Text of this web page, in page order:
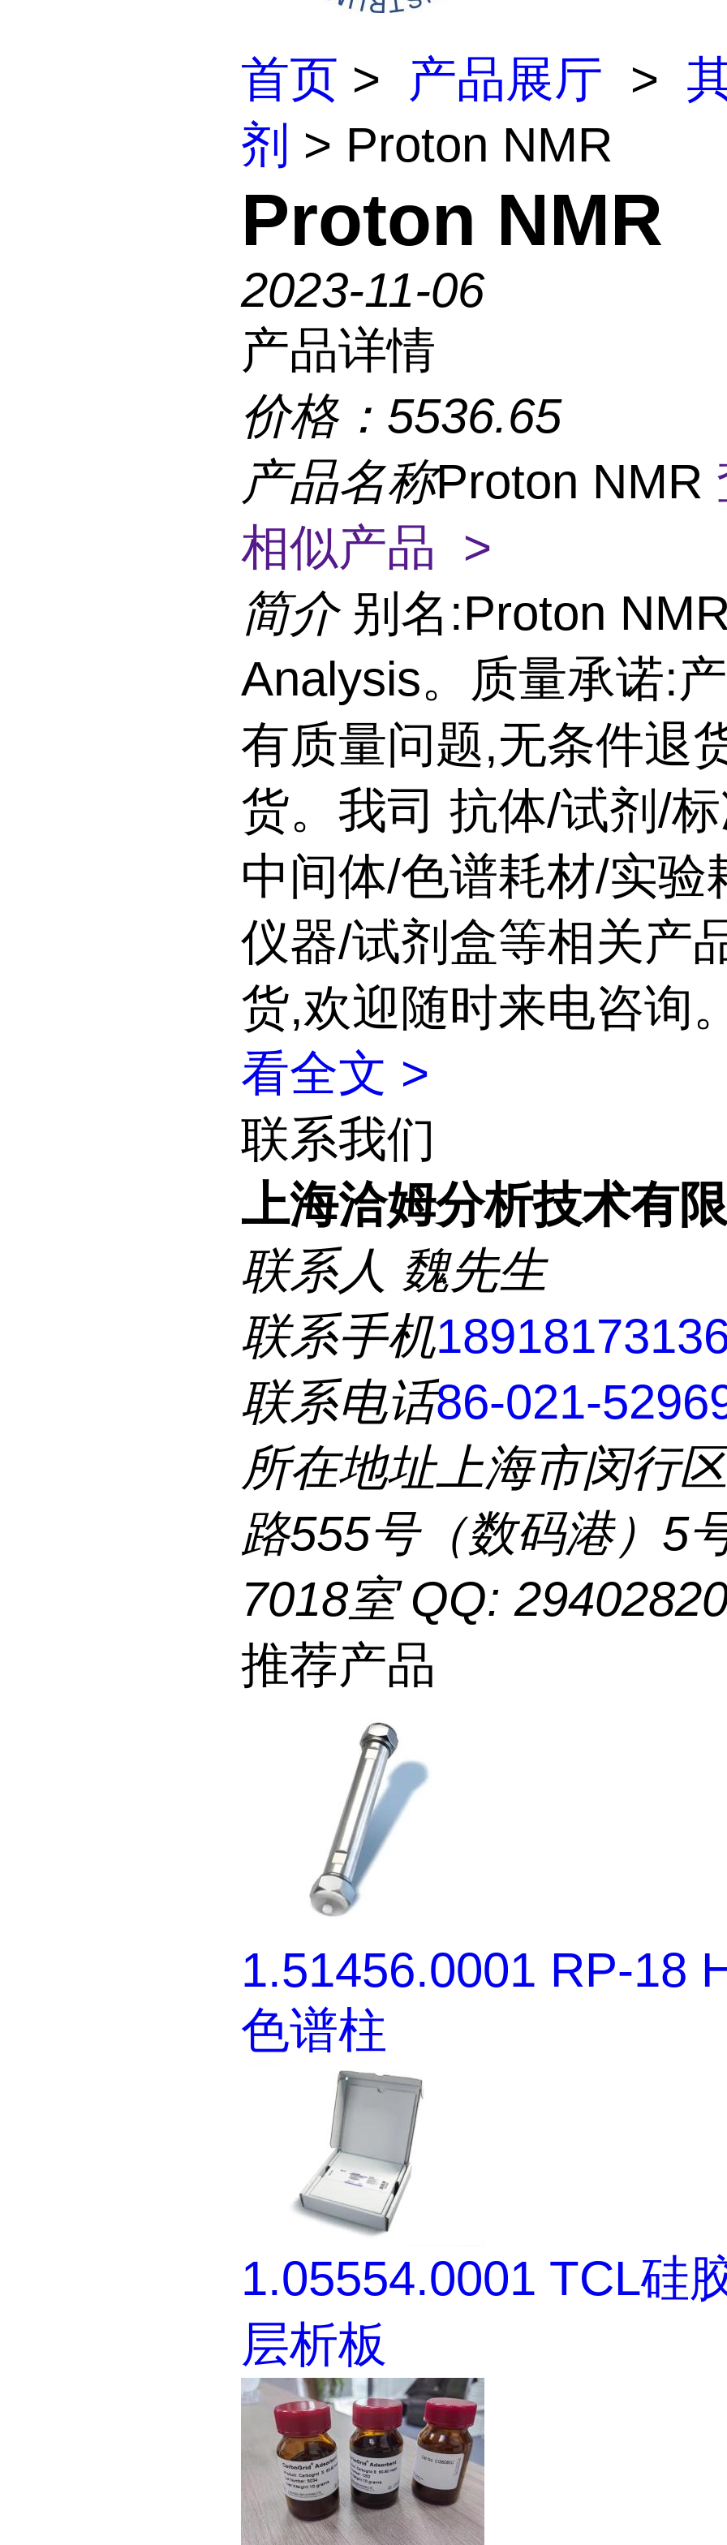
首页 > 产品展厅 >
剂 > Proton NMR
Proton NMR
2023-11-06
产品详情
价格： 5536.65
产品名称Proton NMR
相似产品 >
简介 别名:Proton
Analysis。质量承诺:
有质量问题,无条件退
货。我司 抗体/试剂/
中间体/色谱耗材/实验
仪器/试剂盒等相关产
货,欢迎随时来电咨询
看全文 >
联系我们
上海洽姆分析技术有
联系人 魏先生
联系手机
联系电话86-021-
所在地址上海市闵行
路555号（数码港）5
7018室 QQ:
推荐产品
1.51456.0001 RP-18
色谱柱
1.05554.0001 TCL硅
层析板